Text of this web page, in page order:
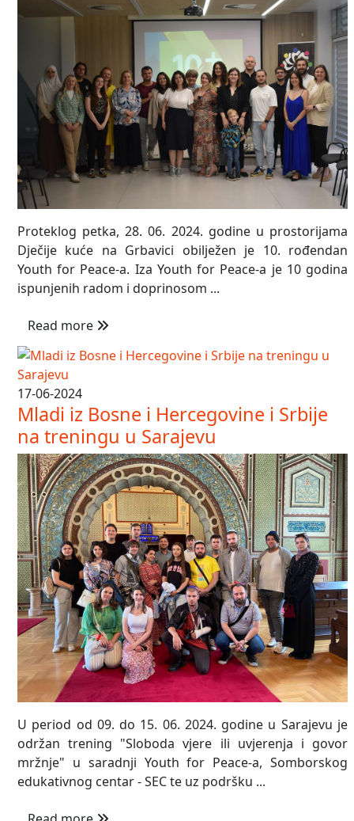
Proteklog petka, 28. 06. 2024. godine u prostorijama
Dječije kuće na Grbavici obilježen je 10. rođendan
Youth for Peace-a. Iza Youth for Peace-a je 10 godina
ispunjenih radom i doprinosom ...
Read more
17-06-2024
Mladi iz Bosne i Hercegovine i Srbije
na treningu u Sarajevu
U period od 09. do 15. 06. 2024. godine u Sarajevu je
održan trening "Sloboda vjere ili uvjerenja i govor
mržnje" u saradnji Youth for Peace-a, Somborskog
edukativnog centar - SEC te uz podršku ...